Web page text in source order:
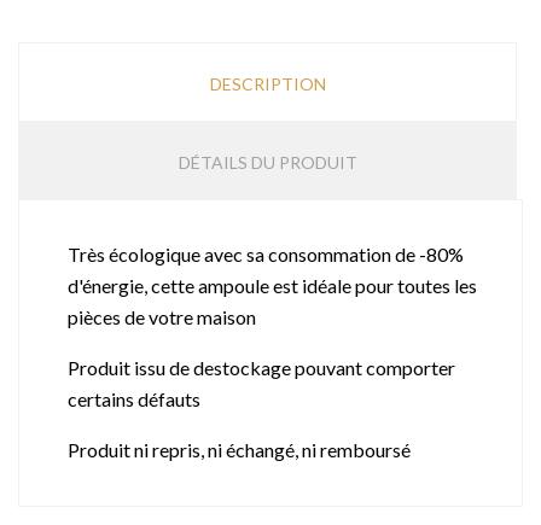
DESCRIPTION
DÉTAILS DU PRODUIT
Très écologique avec sa consommation de -80%
d'énergie, cette ampoule est idéale pour toutes les
pièces de votre maison
Produit issu de destockage pouvant comporter
certains défauts
Produit ni repris, ni échangé, ni remboursé